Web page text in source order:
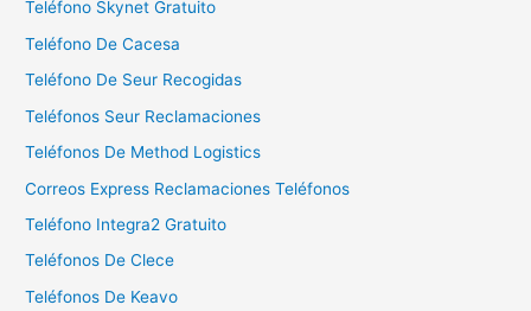
Teléfono Skynet Gratuito
Teléfono De Cacesa
Teléfono De Seur Recogidas
Teléfonos Seur Reclamaciones
Teléfonos De Method Logistics
Correos Express Reclamaciones Teléfonos
Teléfono Integra2 Gratuito
Teléfonos De Clece
Teléfonos De Keavo